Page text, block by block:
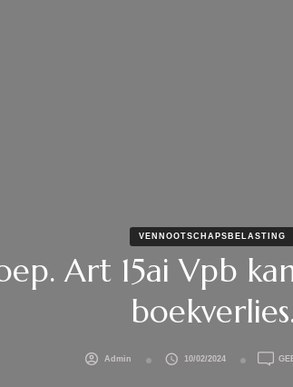
VENNOOTSCHAPSBELASTING
Art 15ai Vpb
Admin 10/02/2024